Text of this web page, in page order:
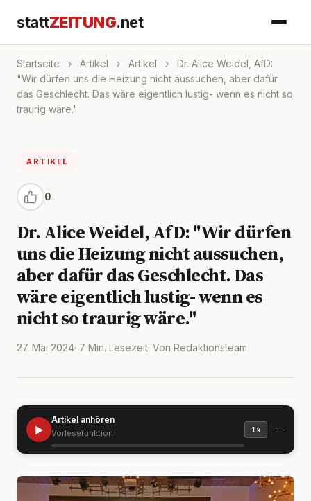
stattZEITUNG.net
Startseite › Artikel › Artikel ›
Dr. Alice Weidel, AfD:
"Wir dürfen uns die Heizung nicht aussuchen, aber dafür
das Geschlecht. Das wäre eigentlich lustig- wenn es nicht so
traurig wäre."
ARTIKEL
0
Dr. Alice Weidel, AfD: "Wir dürfen
uns die Heizung nicht aussuchen,
aber dafür das Geschlecht. Das
wäre eigentlich lustig- wenn es
nicht so traurig wäre."
27. Mai 2024· 7 Min. Lesezeit· Von Redaktionsteam
▶
Artikel anhören
Vorlesefunktion 1x —:—